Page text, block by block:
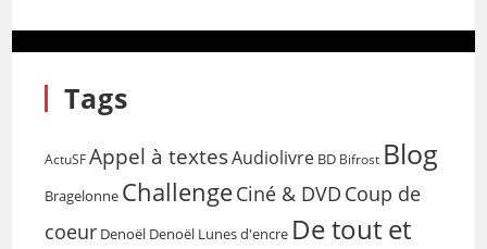
Tags
ActuSF Appel à textesAudiolivre BD Bifrost Blog
Bragelonne ChallengeCiné & DVD Coup de
coeur Denoël Denoël Lunes d'encre De tout et